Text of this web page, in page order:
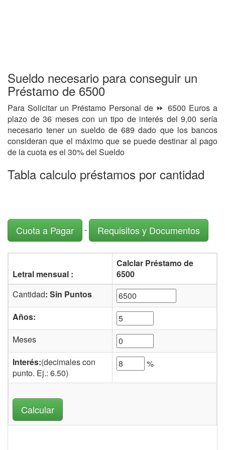
Sueldo necesario para conseguir un
Préstamo de 6500
Para Solicitar un Préstamo Personal de ⏩ 6500 Euros a
plazo de 36 meses con un tipo de interés del 9,00 sería
necesario tener un sueldo de 689 dado que los bancos
consideran que el máximo que se puede destinar al pago
de la cuota es el 30% del Sueldo
Tabla calculo préstamos por cantidad
Cuota a Pagar - Requisitos y Documentos
Letral mensual :
Calclar Préstamo de
6500
Cantidad: Sin Puntos
Años:
Meses
Interés:(decimales con
punto. Ej.: 6.50)
%